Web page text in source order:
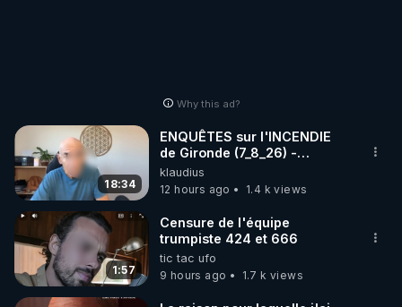
▶ 10 % de réduction sur les extracteurs de la
marque SANA :
Rendez-vous sur
http://rgnr.li/lechoubrave
code : REGENERE10
▶ 30 jours gratuit sur l’application de méditation et
de bien-être ENVOL :
Rendez-vous sur https://www.envol.app/code
Why this ad?
18:34
ENQUÊTES sur l'INCENDIE
de Gironde (7_8_26) -
Philippe WEBER
klaudius
12 hours ago
1.4 k views
1:57
Censure de l'équipe
trumpiste 424 et 666
tic tac ufo
9 hours ago
1.7 k views